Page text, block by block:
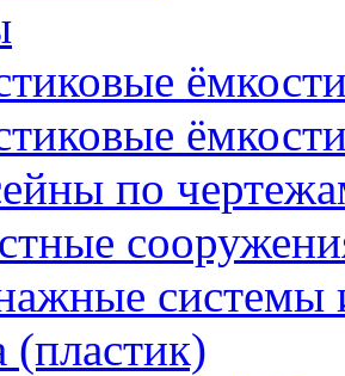
по
системы
(пластик)